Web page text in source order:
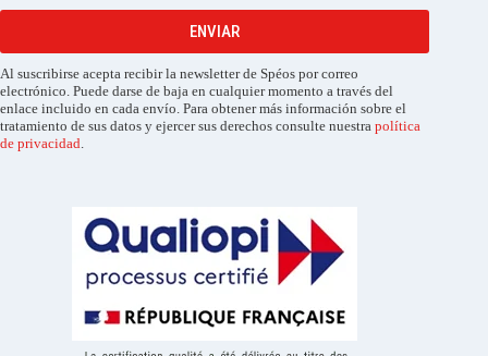
ENVIAR
Al suscribirse acepta recibir la newsletter de Spéos por correo
electrónico. Puede darse de baja en cualquier momento a través del
enlace incluido en cada envío. Para obtener más información sobre el
tratamiento de sus datos y ejercer sus derechos consulte nuestra política
de privacidad.